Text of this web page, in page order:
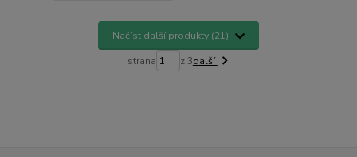
Načíst další produkty (21)
strana z 3další